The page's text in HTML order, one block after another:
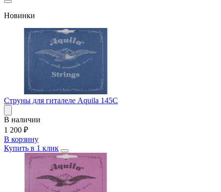
Новинки
Струны для гиталеле Aquila 145C
В наличии
1 200 ₽
В корзину
Купить в 1 клик